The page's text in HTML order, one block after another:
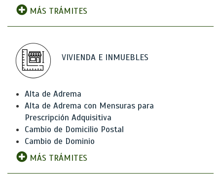
MÁS TRÁMITES
VIVIENDA E INMUEBLES
Alta de Adrema
Alta de Adrema con Mensuras para
Prescripción Adquisitiva
Cambio de Domicilio Postal
Cambio de Dominio
MÁS TRÁMITES